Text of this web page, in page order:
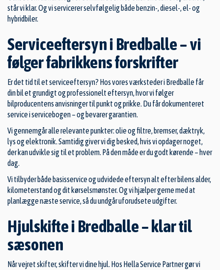
står vi klar. Og vi servicerer selvfølgelig både benzin-, diesel-, el- og
hybridbiler.
Serviceeftersyn i Bredballe – vi
følger fabrikkens forskrifter
Er det tid til et serviceeftersyn? Hos vores værksteder i Bredballe får
din bil et grundigt og professionelt eftersyn, hvor vi følger
bilproducentens anvisninger til punkt og prikke. Du får dokumenteret
service i servicebogen – og bevarer garantien.
Vi gennemgår alle relevante punkter: olie og filtre, bremser, dæktryk,
lys og elektronik. Samtidig giver vi dig besked, hvis vi opdager noget,
der kan udvikle sig til et problem. På den måde er du godt kørende – hver
dag.
Vi tilbyder både basisservice og udvidede eftersyn alt efter bilens alder,
kilometerstand og dit kørselsmønster. Og vi hjælper gerne med at
planlægge næste service, så du undgår uforudsete udgifter.
Hjulskifte i Bredballe – klar til
sæsonen
Når vejret skifter, skifter vi dine hjul. Hos Hella Service Partner gør vi